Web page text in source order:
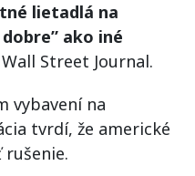
lietadlá na
ako iné
Street Journal.
vybavení na
tvrdí, že americké